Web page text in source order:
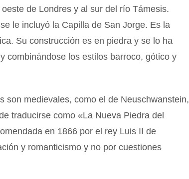
de Londres y al sur del río Támesis.
le incluyó la Capilla de San Jorge. Es la
Su construcción es en piedra y se lo ha
combinándose los estilos barroco, gótico y
son medievales, como el de Neuschwanstein,
traducirse como «La Nueva Piedra del
en 1866 por el rey Luis II de
y romanticismo y no por cuestiones